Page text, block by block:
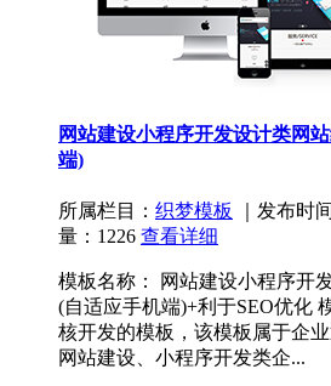
网站建设小程序开发设计类网
端)
所属栏目： 织梦模板
｜发布时
量：1226 查看详细
模板名称： 网站建设小程序开
(自适应手机端)+利于SEO优化
核开发的模板，该模板属于企
网站建设、小程序开发类企...